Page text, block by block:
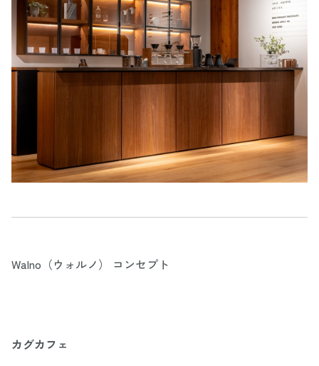
Walno（ウォルノ） コンセプト
カグカフェ